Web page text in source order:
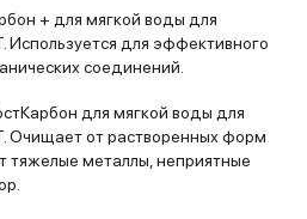
+ для мягкой воды для
для эффективного
соединений.
для мягкой воды для
Очищает от растворенных форм
тяжелые металлы, неприятные